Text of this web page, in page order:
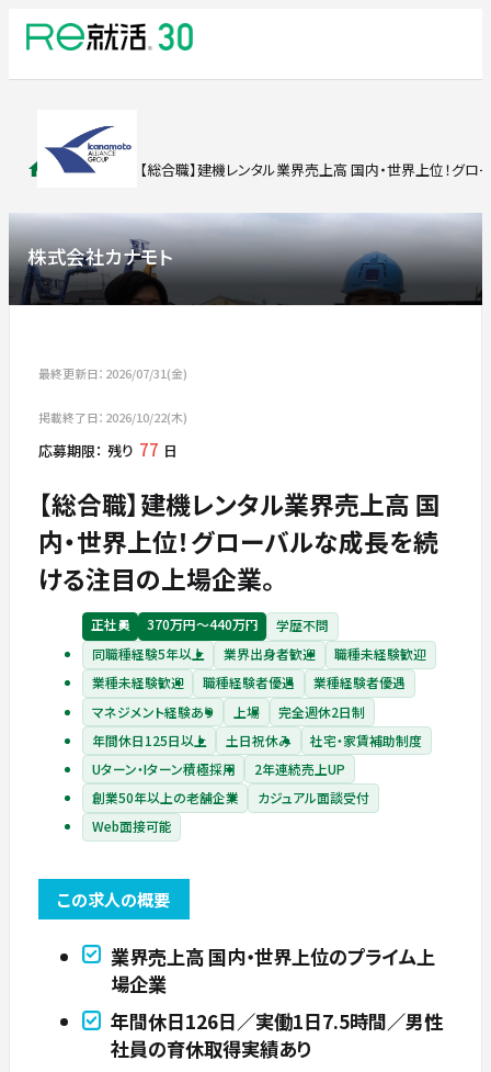
求人検索 【総合職】建機レンタル業界売上高 国内・世界上位！グ
株式会社カナモト
最終更新日：2026/07/31(金)
掲載終了日：2026/10/22(木)
応募期限： 残り 77 日
【総合職】建機レンタル業界売上高 国
内・世界上位！グローバルな成長を続
ける注目の上場企業。
正社員 370万円〜440万円
学歴不問
同職種経験5年以上
業界出身者歓迎
職種未経験歓迎
業種未経験歓迎
職種経験者優遇
業種経験者優遇
マネジメント経験あり
上場
完全週休2日制
年間休日125日以上
土日祝休み
社宅・家賃補助制度
Uターン・Iターン積極採用
2年連続売上UP
創業50年以上の老舗企業
カジュアル面談受付
Web面接可能
この求人の概要
業界売上高 国内・世界上位のプライム上
場企業
年間休日126日／実働1日7.5時間／男性
社員の育休取得実績あり